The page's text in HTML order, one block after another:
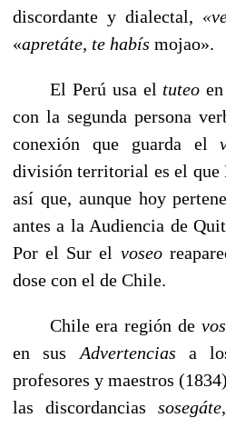
discordante y dialectal,
«apretáte, te habís mojao».
El Perú usa el tuteo
con la se­gunda persona
conexión que guarda el
división territorial es el que
así que, aunque hoy
antes a la Audiencia de
Por el Sur el voseo
dose con el de Chile.
Chile era región de
en sus Ad­vertencias a
profesores y maestros (1834)
las discordanciassosegáte